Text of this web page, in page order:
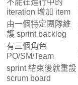
iteration 增加 item
由一個特定團隊維
護 sprint backlog
有三個角色
PO/SM/Team
sprint 結束後就重設
scrum board